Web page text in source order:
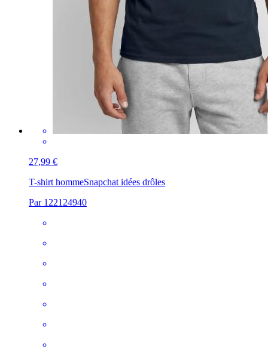
27,99 €
T-shirt hommeSnapchat idées drôles
Par 122124940